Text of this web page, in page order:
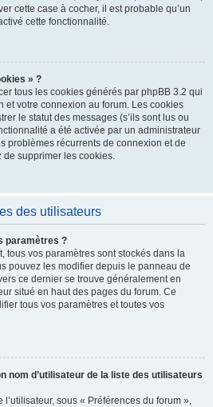
cette case à cocher, il est probable qu’un
cette fonctionnalité.
» ?
tous les cookies générés par phpBB 3.2 qui
et votre connexion au forum. Les cookies
le statut des messages (s’ils sont lus ou
a été activée par un administrateur
problèmes récurrents de connexion et de
supprimer les cookies.
des utilisateurs
paramètres ?
tous vos paramètres sont stockés dans la
pouvez les modifier depuis le panneau de
ce dernier se trouve généralement en
situé en haut des pages du forum. Ce
tous vos paramètres et toutes vos
nom d’utilisateur de la liste des utilisateurs
sous « Préférences du forum »,